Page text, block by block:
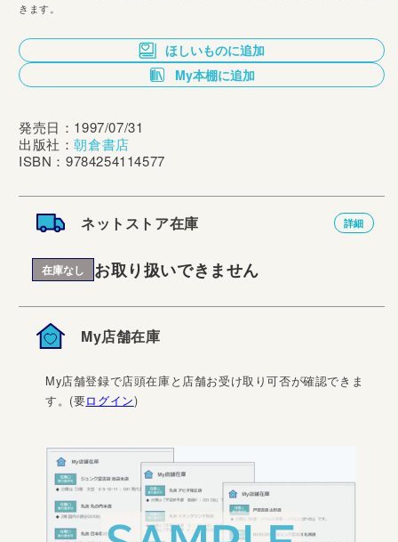
きます。
ほしいものに追加
My本棚に追加
発売日：1997/07/31
出版社：朝倉書店
ISBN：9784254114577
ネットストア在庫 詳細
在庫なし お取り扱いできません
My店舗在庫
My店舗登録で店頭在庫と店舗お受け取り可否が確認できま
す。(要ログイン)